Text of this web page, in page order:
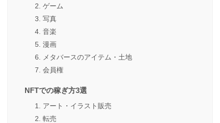
2. ゲーム
3. 写真
4. 音楽
5. 漫画
6. メタバースのアイテム・土地
7. 会員権
NFTでの稼ぎ方3選
1. アート・イラスト販売
2. 転売